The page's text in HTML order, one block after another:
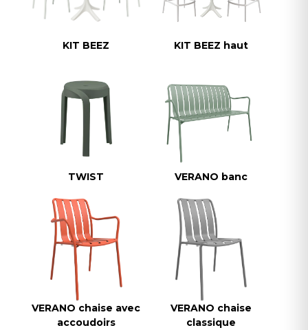
KIT BEEZ KIT BEEZ haut
TWIST VERANO banc
VERANO chaise avec
accoudoirs
VERANO chaise
classique